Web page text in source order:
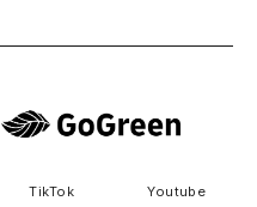
TikTok Youtube